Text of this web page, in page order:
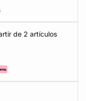
de 2 artículos